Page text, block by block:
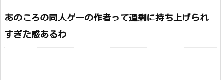
あのころの同人ゲーの作者って過剰に持ち上げられ
すぎた感あるわ